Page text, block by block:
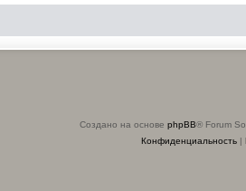
Создано на основе phpBB® Forum
Конфиденциальность|